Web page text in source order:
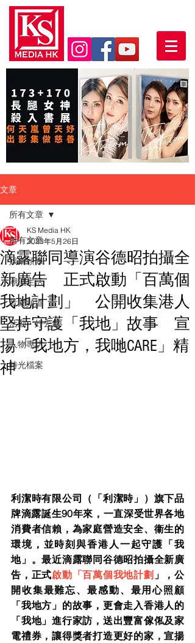
文章
所有文章
娛樂頭條
潮流生活
音樂頻道
活動・好去處
人物專訪
時光檔案
所有文章
滴露聯同導演谷德昭拍攝全
新廣告 正式啟動「百萬個
我地計劃」 公開收集港人
堅持守護「我地」故事 宣
揚「我地方，我哋CARE」精
神
KS Media HK
2023年5月26日
利潔時有限公司（「利潔時」）旗下品
牌滴露誕生90年來，一直深受世界各地
消費者信賴，為家庭營造安全、衞生的
環境，並時刻與香港人一起守護「我
地」。最近滴露聯同谷德昭拍攝全新廣
告，正式啟動「百萬個我地計劃 」，公
開收集最難忘、最感動、最用心照顧
「我地方」的故事，更會走入香港人的
「我地」進行家訪，送出豐富傢俬及家
電禮券，讓得獎者打造更好的家，宣揚